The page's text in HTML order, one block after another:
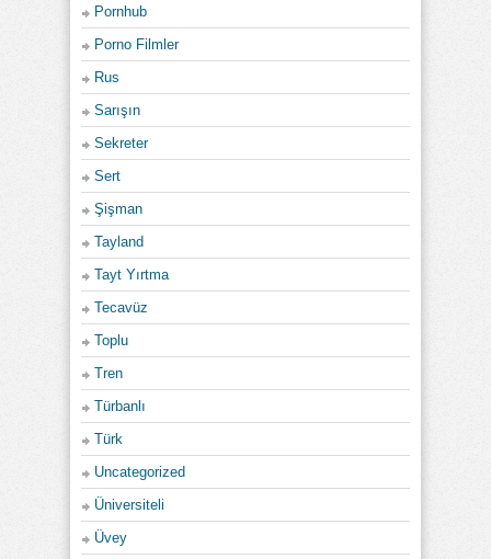
Pornhub
Porno Filmler
Rus
Sarışın
Sekreter
Sert
Şişman
Tayland
Tayt Yırtma
Tecavüz
Toplu
Tren
Türbanlı
Türk
Uncategorized
Üniversiteli
Üvey